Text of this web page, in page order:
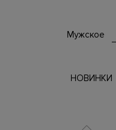
Мужское
НОВИНКИ